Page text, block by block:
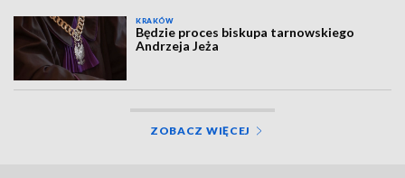
KRAKÓW
Będzie proces biskupa tarnowskiego
Andrzeja Jeża
ZOBACZ WIĘCEJ